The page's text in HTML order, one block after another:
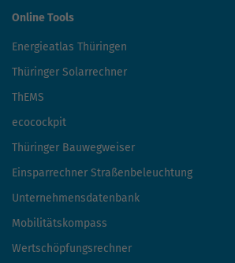
Online Tools
Energieatlas Thüringen
Thüringer Solarrechner
ThEMS
ecocockpit
Thüringer Bauwegweiser
Einsparrechner Straßenbeleuchtung
Unternehmensdatenbank
Mobilitätskompass
Wertschöpfungsrechner